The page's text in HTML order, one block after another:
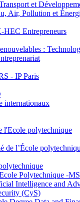
et
Air, Pollution et
HEC Entrepreneurs
:
- IP Paris
internationaux
l'Ecole polytechnique
de l’École
Polytechnique -
Intelligence and
(CyS)